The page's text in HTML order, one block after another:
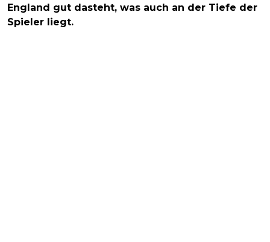
England gut dasteht, was auch an der Tiefe der
Spieler liegt.